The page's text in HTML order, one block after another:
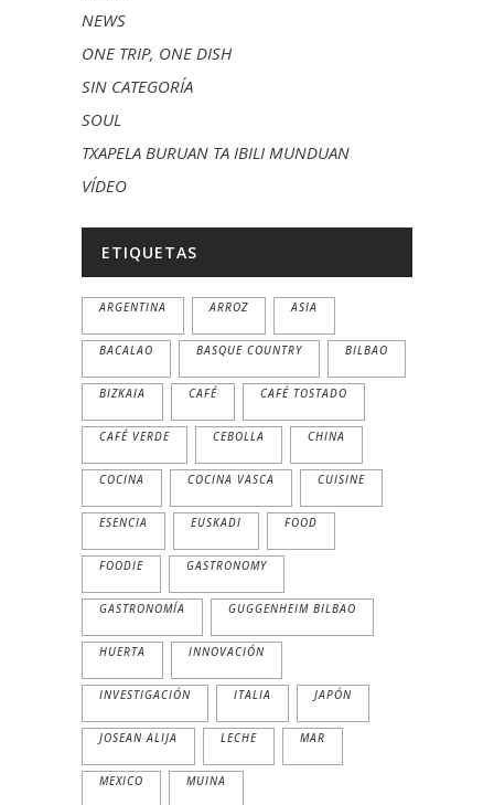
NEWS
ONE TRIP, ONE DISH
SIN CATEGORÍA
SOUL
TXAPELA BURUAN TA IBILI MUNDUAN
VÍDEO
ETIQUETAS
ARGENTINA ARROZ ASIA
BACALAO BASQUE COUNTRY BILBAO
BIZKAIA CAFÉ CAFÉ TOSTADO
CAFÉ VERDE CEBOLLA CHINA
COCINA COCINA VASCA CUISINE
ESENCIA EUSKADI FOOD
FOODIE GASTRONOMY
GASTRONOMÍA GUGGENHEIM BILBAO
HUERTA INNOVACIÓN
INVESTIGACIÓN ITALIA JAPÓN
JOSEAN ALIJA LECHE MAR
MEXICO MUINA